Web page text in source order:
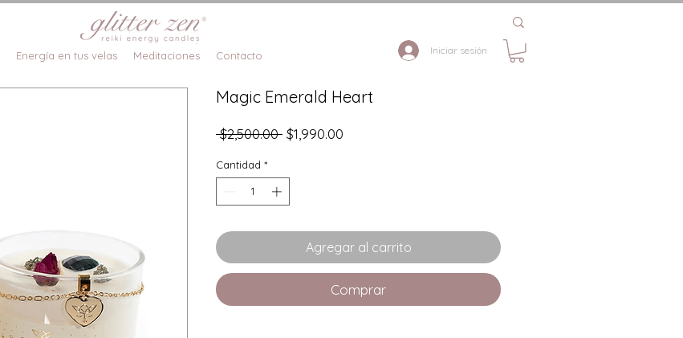
Energía en tus velas Meditaciones Contacto Iniciar sesión
Magic Emerald Heart
$2,500.00 Precio
$1,990.00
Cantidad *
Agregar al carrito
Comprar